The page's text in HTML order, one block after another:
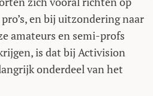
en bij uitzondering naar
amateurs en semi-profs
is dat bij Activision
onderdeel van het